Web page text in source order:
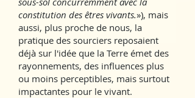
constitution des êtres vivants.»), mais
aussi, plus proche de nous, la
pratique des sourciers reposaient
déjà sur l'idée que la Terre émet des
rayonnements, des influences plus
ou moins perceptibles, mais surtout
impactantes pour le vivant.